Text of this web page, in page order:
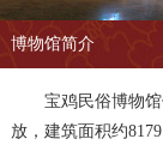
博物馆简介
宝鸡民俗博物
放，建筑面积约